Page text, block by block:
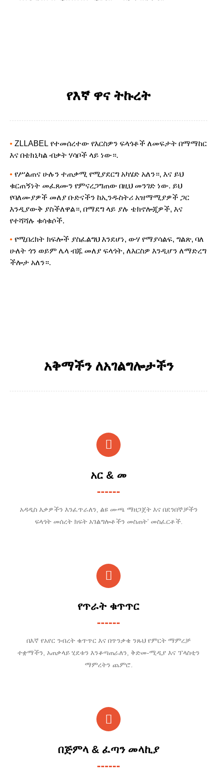
የእኛ ዋና ትኩረት
•
እና በቴክኒካል ብቃት ሃሳቦች ላይ ነው።.
•
ቁርጠኝነት መፈጸሙን የምናረጋግጠው በዚህ መንገድ ነው. ይህ
የባለሙያዎች መለያ ቡድናችን ከኢንዱስትሪ አዝማሚያዎች ጋር
እንዲያውቅ ያስችለዋል።, በማደግ ላይ ያሉ ቴክኖሎጂዎች, እና
የተሻሻሉ ቁሳቁሶች.
•
ሁለት ጎን ወይም ሌላ ብጁ መለያ ፍላጎት, ለእርስዎ እንዲሆን ለማድረግ
ችሎታ አለን።.
አቅማችን ለአገልግሎታችን
አር & መ
አዳዲስ እቃዎችን እንፈጥራለን, ልዩ ሙጫ ማዘጋጀት እና በደንበኞቻችን
ፍላጎት መሰረት ክፍት አገልግሎቶችን መስጠት’ መስፈርቶች.
የጥራት ቁጥጥር
በእኛ የአየር ንብረት ቁጥጥር እና በጥንቃቄ ንጹህ የምርት ማምረቻ
ተቋማችን, አጠቃላይ ሂደቱን እንቆጣጠራለን, ቅድመ-ሚዲያ እና ፕላስቲን
ማምረትን ጨምሮ.
በጅምላ & ፈጣን መላኪያ